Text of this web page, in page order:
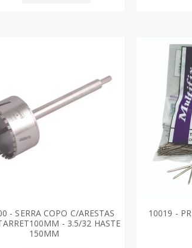
- SERRA COPO C/ARESTAS
- 3.5/32 HASTE
150MM
10019 -